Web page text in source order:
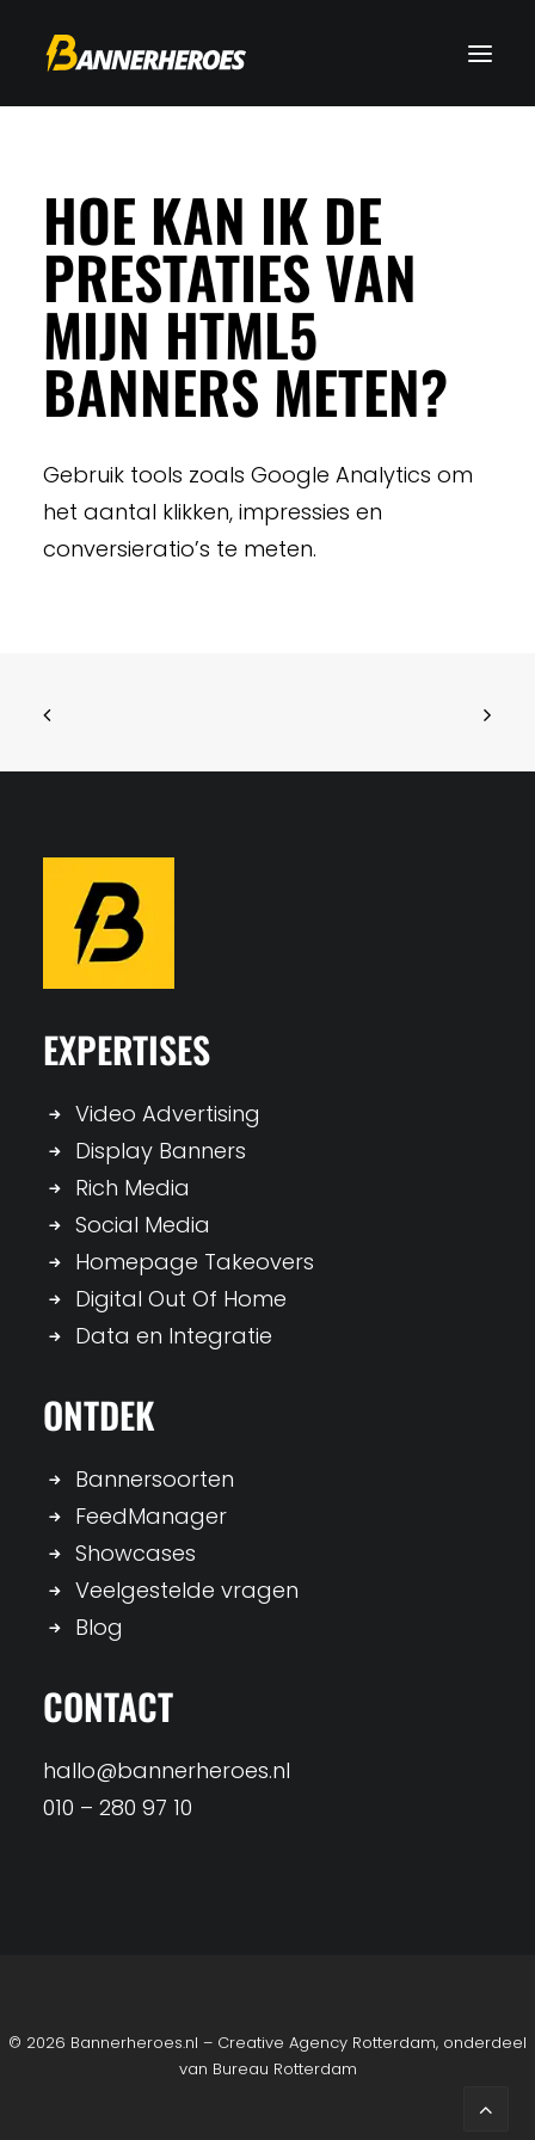
HOE KAN IK DE
PRESTATIES VAN
MIJN HTML5
BANNERS METEN?
Gebruik tools zoals Google Analytics om
het aantal klikken, impressies en
conversieratio’s te meten.
EXPERTISES
Video Advertising
Display Banners
Rich Media
Social Media
Homepage Takeovers
Digital Out Of Home
Data en Integratie
ONTDEK
Bannersoorten
FeedManager
Showcases
Veelgestelde vragen
Blog
CONTACT
hallo@bannerheroes.nl
010 – 280 97 10
© 2026 Bannerheroes.nl – Creative Agency Rotterdam, onderdeel
van Bureau Rotterdam